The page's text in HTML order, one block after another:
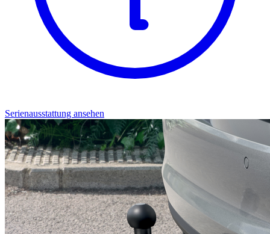
Serienausstattung ansehen